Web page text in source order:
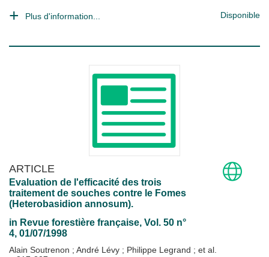
Plus d'information... Disponible
ARTICLE
Evaluation de l'efficacité des trois
traitement de souches contre le Fomes
(Heterobasidion annosum).
in Revue forestière française, Vol. 50 n°
4, 01/07/1998
Alain Soutrenon ; André Lévy ; Philippe Legrand ; et al.